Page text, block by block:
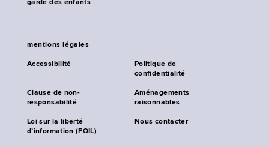
garde des enfants
mentions légales
Accessibilité
Politique de
confidentialité
Clause de non-
responsabilité
Aménagements
raisonnables
Loi sur la liberté
d’information (FOIL)
Nous contacter